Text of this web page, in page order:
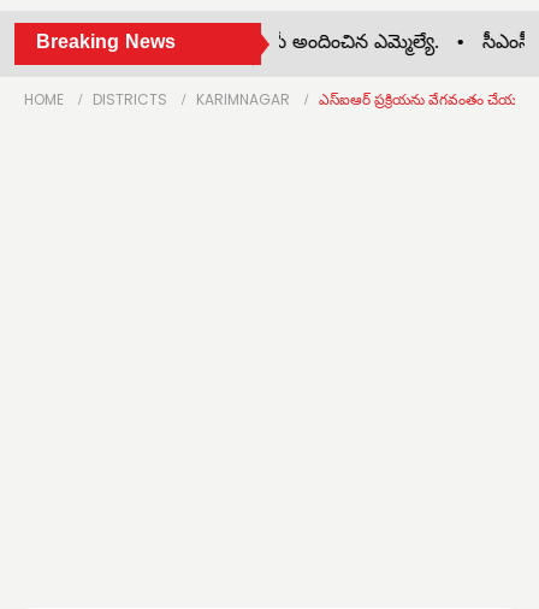
Breaking News
బాధిత మహిళకు 4 లక్షల ఎల్ఓసీ అందించిన ఎమ్మెల్యే. • సీఎంసీ
HOME DISTRICTS KARIMNAGAR ఎస్ఐఆర్ ప్రక్రియను వేగవంతం చేయండి